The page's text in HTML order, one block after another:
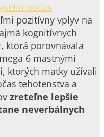
počas
pozitívny vplyv na
kognitívnych
, ktorá porovnávala
6 mastnými
ktorých matky užívali
tehotenstva a
zreteľne lepšie
neverbálnych